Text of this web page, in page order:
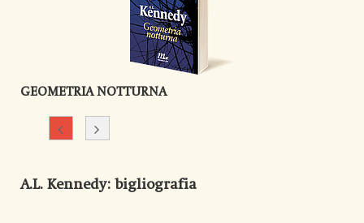
GEOMETRIA NOTTURNA
A.L. Kennedy: bigliografia